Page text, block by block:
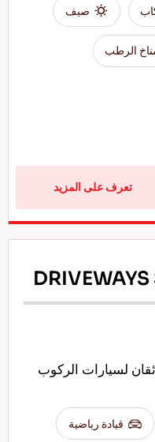
صيف
الرطب
تعرف على المزيد
DRIVEWAYS
لسيارات الركوب
قيادة رياضية